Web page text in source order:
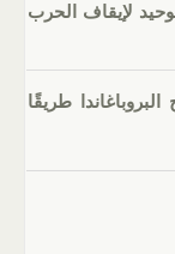
لإيقاف الحرب
طريقًا